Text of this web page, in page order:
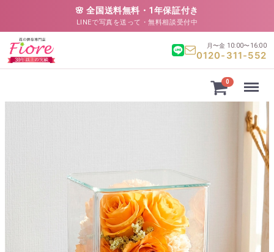
🌸 全国送料無料・1年保証付き
LINEで写真を送って・無料相談受付中
月〜金 10:00〜16:00
0120-311-552
0 Menu